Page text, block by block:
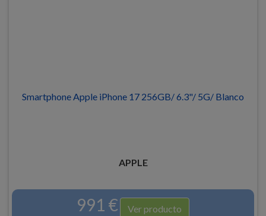
Smartphone Apple iPhone 17 256GB/ 6.3"/ 5G/ Blanco
APPLE
991 € Ver producto